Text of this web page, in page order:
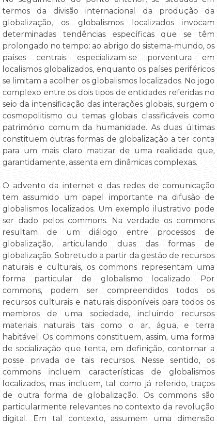
termos da divisão internacional da produção da
globalização, os globalismos localizados invocam
determinadas tendências específicas que se têm
prolongado no tempo: ao abrigo do sistema-mundo, os
países centrais especializam-se porventura em
localismos globalizados, enquanto os países periféricos
se limitam a acolher os globalismos localizados. No jogo
complexo entre os dois tipos de entidades referidas no
seio da intensificação das interações globais, surgem o
cosmopolitismo ou temas globais classificáveis como
património comum da humanidade. As duas últimas
constituem outras formas de globalização a ter conta
para um mais claro matizar de uma realidade que,
garantidamente, assenta em dinâmicas complexas.
O advento da internet e das redes de comunicação
tem assumido um papel importante na difusão de
globalismos localizados. Um exemplo ilustrativo pode
ser dado pelos commons. Na verdade os commons
resultam de um diálogo entre processos de
globalização, articulando duas das formas de
globalização. Sobretudo a partir da gestão de recursos
naturais e culturais, os commons representam uma
forma particular de globalismo localizado. Por
commons, podem ser compreendidos todos os
recursos culturais e naturais disponíveis para todos os
membros de uma sociedade, incluindo recursos
materiais naturais tais como o ar, água, e terra
habitável. Os commons constituem, assim, uma forma
de socialização que tenta, em definição, contornar a
posse privada de tais recursos. Nesse sentido, os
commons incluem características de globalismos
localizados, mas incluem, tal como já referido, traços
de outra forma de globalização. Os commons são
particularmente relevantes no contexto da revolução
digital. Em tal contexto, assumem uma dimensão